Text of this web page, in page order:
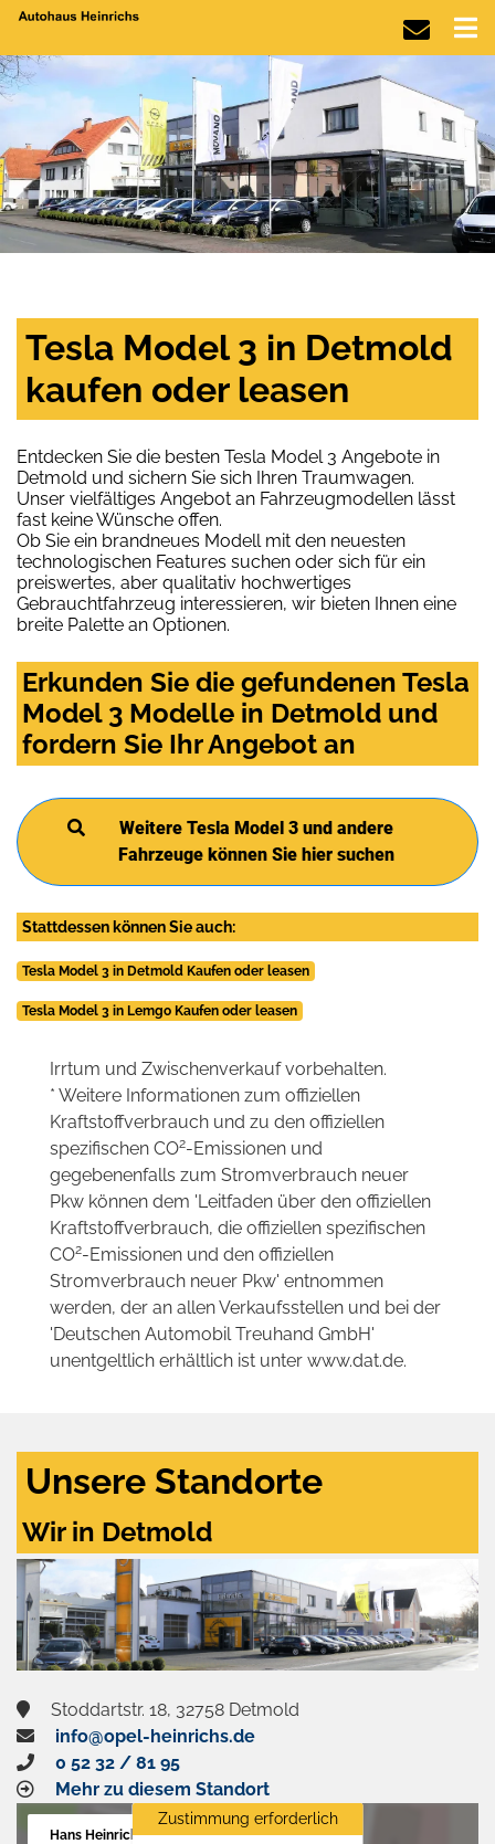
Tesla Model 3 in Detmold
kaufen oder leasen
Entdecken Sie die besten Tesla Model 3 Angebote in
Detmold und sichern Sie sich Ihren Traumwagen.
Unser vielfältiges Angebot an Fahrzeugmodellen lässt
fast keine Wünsche offen.
Ob Sie ein brandneues Modell mit den neuesten
technologischen Features suchen oder sich für ein
preiswertes, aber qualitativ hochwertiges
Gebrauchtfahrzeug interessieren, wir bieten Ihnen eine
breite Palette an Optionen.
Erkunden Sie die gefundenen Tesla
Model 3 Modelle in Detmold und
fordern Sie Ihr Angebot an
Weitere Tesla Model 3 und andere
Fahrzeuge können Sie hier suchen
Stattdessen können Sie auch:
Tesla Model 3 in Detmold Kaufen oder leasen
Tesla Model 3 in Lemgo Kaufen oder leasen
Irrtum und Zwischenverkauf vorbehalten.
* Weitere Informationen zum offiziellen
Kraftstoffverbrauch und zu den offiziellen
spezifischen CO2-Emissionen und
gegebenenfalls zum Stromverbrauch neuer
Pkw können dem 'Leitfaden über den offiziellen
Kraftstoffverbrauch, die offiziellen spezifischen
CO2-Emissionen und den offiziellen
Stromverbrauch neuer Pkw' entnommen
werden, der an allen Verkaufsstellen und bei der
'Deutschen Automobil Treuhand GmbH'
unentgeltlich erhältlich ist unter www.dat.de.
Unsere Standorte
Wir in Detmold
Stoddartstr. 18, 32758 Detmold
info@opel-heinrichs.de
0 52 32 / 81 95
Mehr zu diesem Standort
Hans Heinrichs GmbH
Zustimmung erforderlich